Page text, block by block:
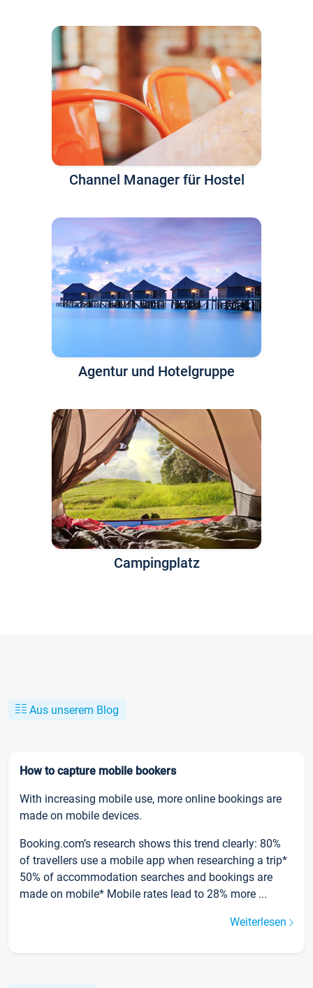
Channel Manager für Hostel
Agentur und Hotelgruppe
Campingplatz
Aus unserem Blog
How to capture mobile bookers
With increasing mobile use, more online bookings are
made on mobile devices.
Booking.com’s research shows this trend clearly: 80%
of travellers use a mobile app when researching a trip*
50% of accommodation searches and bookings are
made on mobile* Mobile rates lead to 28% more ...
Weiterlesen